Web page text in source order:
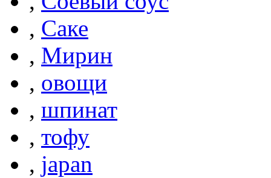
, Саке
, Мирин
, овощи
, шпинат
, тофу
, japan